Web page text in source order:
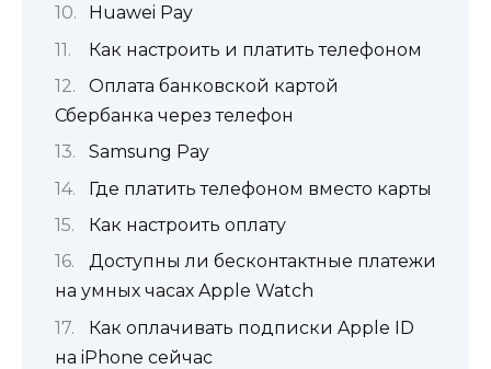
Huawei Pay
Как настроить и платить телефоном
Оплата банковской картой
Сбербанка через телефон
Samsung Pay
Где платить телефоном вместо карты
Как настроить оплату
Доступны ли бесконтактные платежи
на умных часах Apple Watch
Как оплачивать подписки Apple ID
на iPhone сейчас